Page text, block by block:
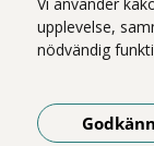
upplevelse,
nödvändig
Vi ingår i